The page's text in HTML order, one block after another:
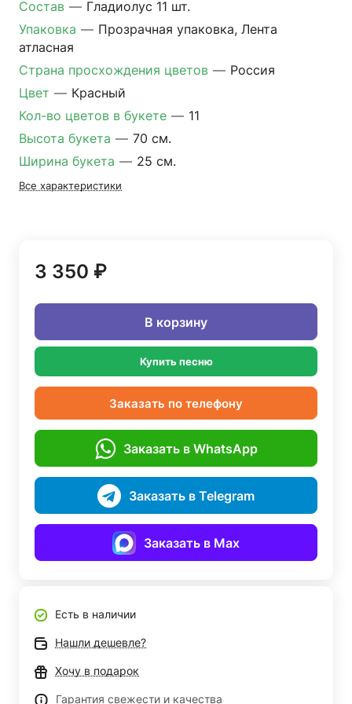
Состав — Гладиолус 11 шт.
Упаковка — Прозрачная упаковка, Лента
атласная
Страна просхождения цветов — Россия
Цвет — Красный
Кол-во цветов в букете — 11
Высота букета — 70 см.
Ширина букета — 25 см.
Все характеристики
3 350 ₽
В корзину
Купить песню
Заказать по телефону
Заказать в WhatsApp
Заказать в Telegram
Заказать в Max
Есть в наличии
Нашли дешевле?
Хочу в подарок
Гарантия свежести и качества